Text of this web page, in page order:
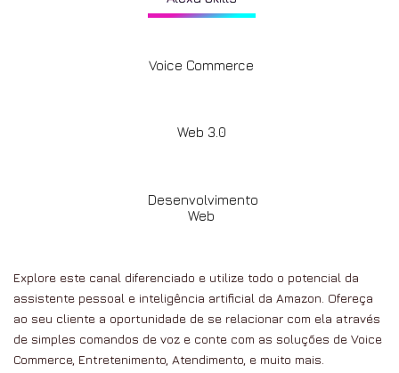
Voice Commerce
Web 3.0
Desenvolvimento
Web
Explore este canal diferenciado e utilize todo o potencial da
assistente pessoal e inteligência artificial da Amazon. Ofereça
ao seu cliente a oportunidade de se relacionar com ela através
de simples comandos de voz e conte com as soluções de Voice
Commerce, Entretenimento, Atendimento, e muito mais.